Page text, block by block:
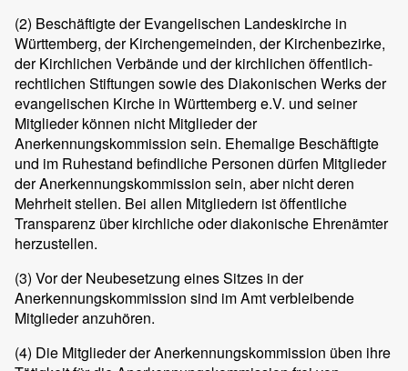
(2) Beschäftigte der Evangelischen Landeskirche in
Württemberg, der Kirchengemeinden, der Kirchenbezirke,
der Kirchlichen Verbände und der kirchlichen öffentlich-
rechtlichen Stiftungen sowie des Diakonischen Werks der
evangelischen Kirche in Württemberg e.V. und seiner
Mitglieder können nicht Mitglieder der
Anerkennungskommission sein. Ehemalige Beschäftigte
und im Ruhestand befindliche Personen dürfen Mitglieder
der Anerkennungskommission sein, aber nicht deren
Mehrheit stellen. Bei allen Mitgliedern ist öffentliche
Transparenz über kirchliche oder diakonische Ehrenämter
herzustellen.
(3) Vor der Neubesetzung eines Sitzes in der
Anerkennungskommission sind im Amt verbleibende
Mitglieder anzuhören.
(4) Die Mitglieder der Anerkennungskommission üben ihre